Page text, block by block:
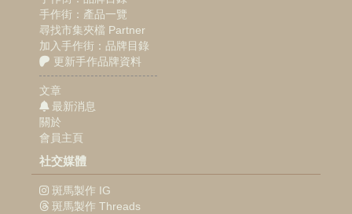
手作街：產品一覽
尋找市集夾檔 Partner
加入手作街：品牌目錄
更新手作品牌資料
文章
最新消息
關於
會員主頁
社交媒體
斑馬製作 IG
斑馬製作 Threads